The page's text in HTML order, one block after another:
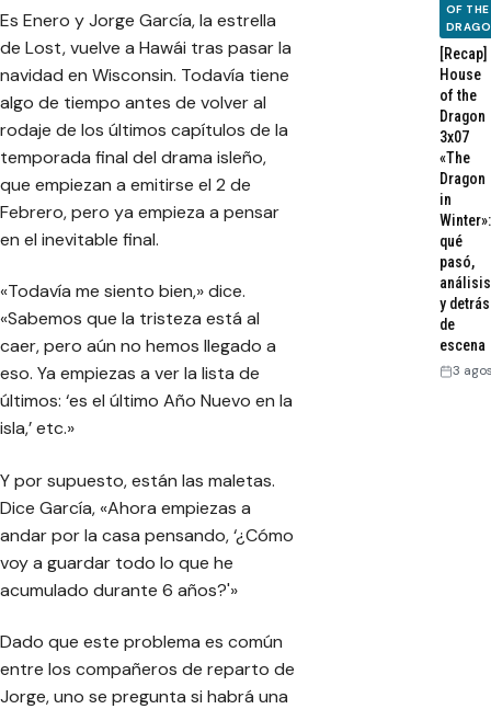
Es Enero y Jorge García, la estrella
de Lost, vuelve a Hawái tras pasar la
navidad en Wisconsin. Todavía tiene
algo de tiempo antes de volver al
rodaje de los últimos capítulos de la
temporada final del drama isleño,
que empiezan a emitirse el 2 de
Febrero, pero ya empieza a pensar
en el inevitable final.
«Todavía me siento bien,» dice.
«Sabemos que la tristeza está al
caer, pero aún no hemos llegado a
eso. Ya empiezas a ver la lista de
últimos: ‘es el último Año Nuevo en la
isla,’ etc.»
Y por supuesto, están las maletas.
Dice García, «Ahora empiezas a
andar por la casa pensando, ‘¿Cómo
voy a guardar todo lo que he
acumulado durante 6 años?'»
Dado que este problema es común
entre los compañeros de reparto de
Jorge, uno se pregunta si habrá una
OF THE
[Recap]
House
of the
Dragon
3x07
«The
Dragon
in
Winter»:
qué
pasó,
análisis
y detrás
de
escena
3